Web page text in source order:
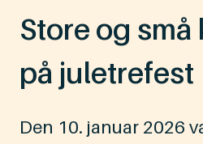
Store og små
på juletrefest
Den 10. januar 2026